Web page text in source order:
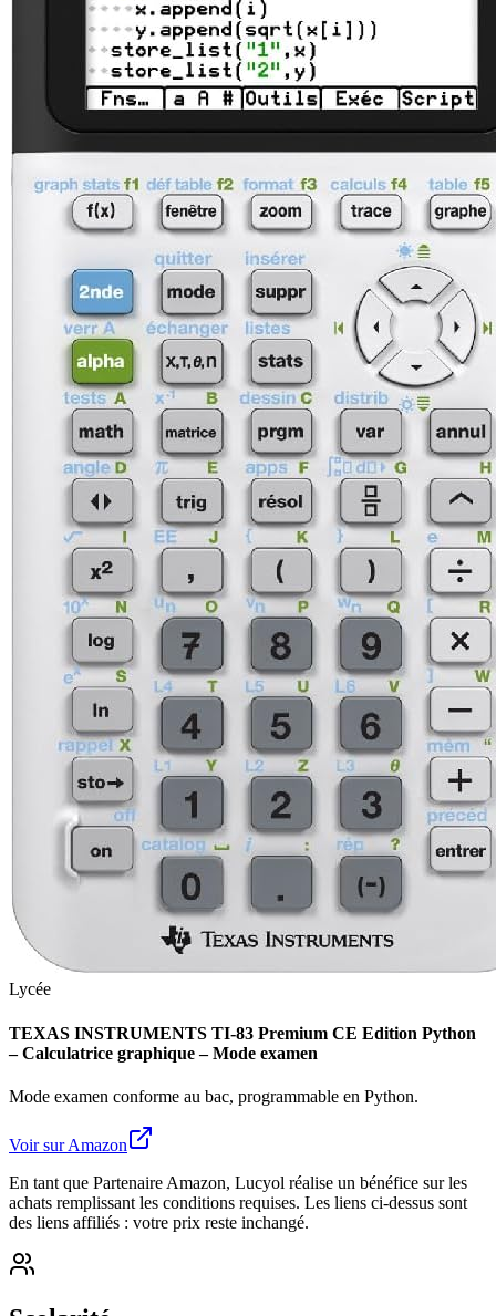
Lycée
TEXAS INSTRUMENTS TI-83 Premium CE Edition Python
– Calculatrice graphique – Mode examen
Mode examen conforme au bac, programmable en Python.
Voir sur Amazon
En tant que Partenaire Amazon, Lucyol réalise un bénéfice sur les
achats remplissant les conditions requises. Les liens ci-dessus sont
des liens affiliés : votre prix reste inchangé.